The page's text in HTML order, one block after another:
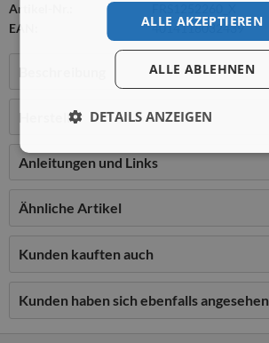
Artikel-Nr.:
EAN:
4014118032439
Beschreibung
Hersteller
Anleitungen und Links
Ähnliche Artikel
Kunden kauften auch
Kunden haben sich ebenfalls angesehen
ALLE AKZEPTIEREN
ALLE ABLEHNEN
DETAILS ANZEIGEN